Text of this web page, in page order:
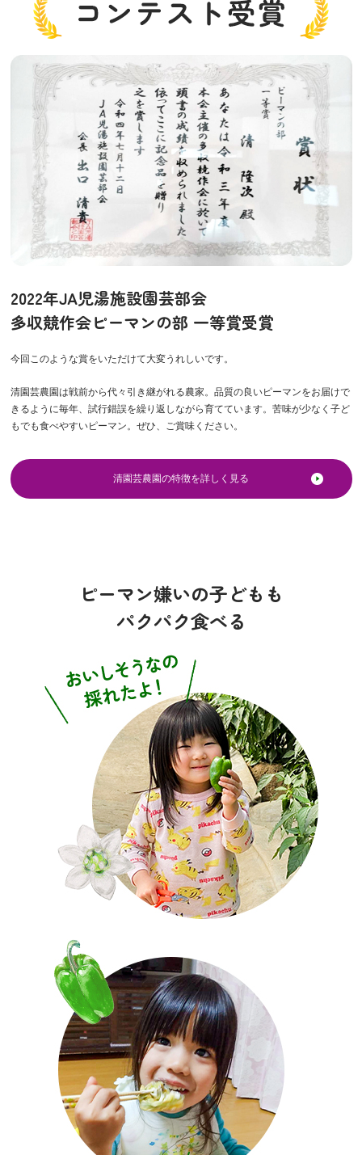
2022年JA児湯施設園芸部会
多収競作会ピーマンの部 一等賞受賞
今回このような賞をいただけて大変うれしいです。
清園芸農園は戦前から代々引き継がれる農家。品質の良いピーマンをお届けで
きるように毎年、試行錯誤を繰り返しながら育てています。苦味が少なく子ど
もでも食べやすいピーマン。ぜひ、ご賞味ください。
清園芸農園の特徴を詳しく見る
ピーマン嫌いの子どもも
パクパク食べる